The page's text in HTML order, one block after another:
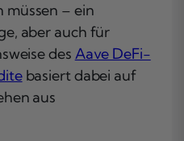
– ein
aber auch für
des Aave DeFi-
basiert dabei auf
aus